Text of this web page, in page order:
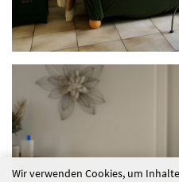
Wir verwenden Cookies, um